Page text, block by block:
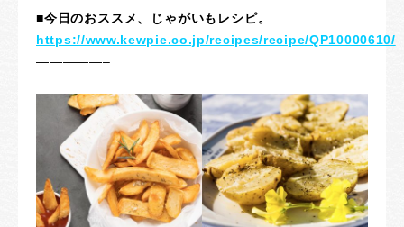
■今日のおススメ、じゃがいもレシピ。
https://www.kewpie.co.jp/recipes/recipe/QP10000610/
—————–